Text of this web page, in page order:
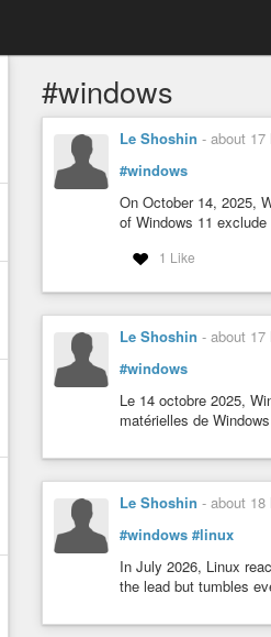
#windows
Le Shoshin - about 17
#windows
On October 14, 2025,
of Windows 11
1 Like
Le Shoshin - about 17
#windows
Le 14 octobre 2025,
matérielles de
Le Shoshin - about 18
#windows #linux
In July 2026, Linux
the lead but tumbles